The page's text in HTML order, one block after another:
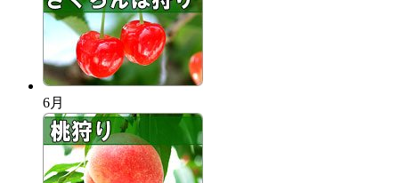
6月